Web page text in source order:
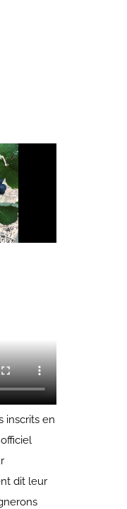
inscrits en
dit leur